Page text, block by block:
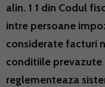
alin. 1 1 din Codul
intre persoane
considerate facturi
conditiile prevazute
reglementeaza